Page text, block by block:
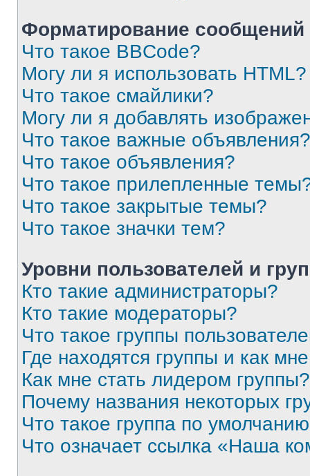
Форматирование
Что такое BBCode?
Могу ли я использовать HTML?
Что такое смайлики?
Могу ли я добавлять
Что такое важные объявления?
Что такое объявления?
Что такое прилепленные
Что такое закрытые темы?
Что такое значки тем?
Уровни пользователей и
Кто такие администраторы?
Кто такие модераторы?
Что такое группы
Где находятся группы и как
Как мне стать лидером группы?
Почему названия некоторых
Что такое группа по
Что означает ссылка «Наша